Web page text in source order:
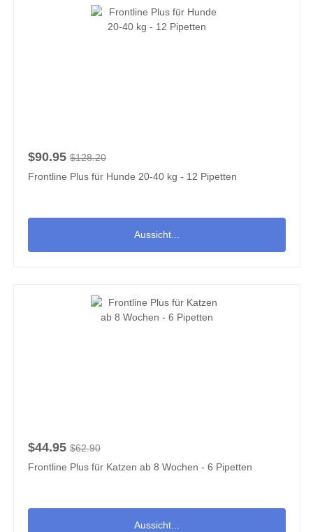
$90.95 $128.20
Frontline Plus für Hunde 20-40 kg - 12 Pipetten
Aussicht...
$44.95 $62.90
Frontline Plus für Katzen ab 8 Wochen - 6 Pipetten
Aussicht...